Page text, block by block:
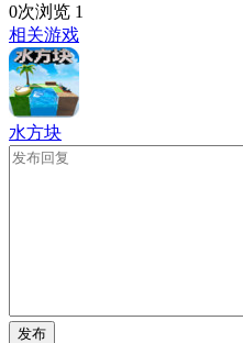
0次浏览 1
相关游戏
水方块
发布